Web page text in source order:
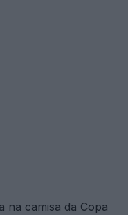
na camisa da Copa